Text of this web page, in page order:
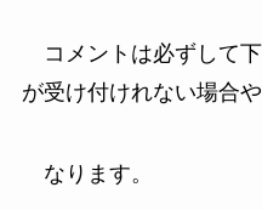
コメントは必ずして
が受け付けれない場合
なります。